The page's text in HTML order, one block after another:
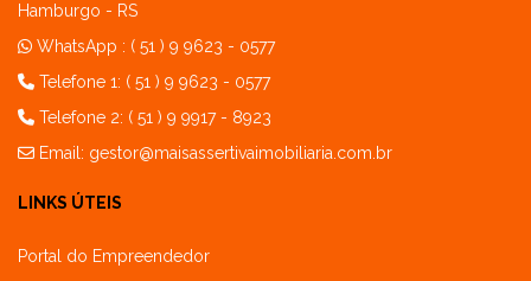
Hamburgo - RS
WhatsApp : ( 51 ) 9 9623 - 0577
Telefone 1: ( 51 ) 9 9623 - 0577
Telefone 2: ( 51 ) 9 9917 - 8923
Email: gestor@maisassertivaimobiliaria.com.br
LINKS ÚTEIS
Portal do Empreendedor